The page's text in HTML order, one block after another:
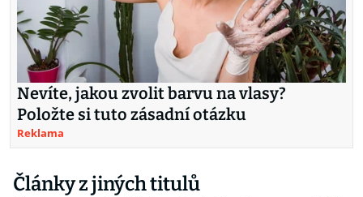
Nevíte, jakou zvolit barvu na vlasy?
Položte si tuto zásadní otázku
Reklama
Články z jiných titulů